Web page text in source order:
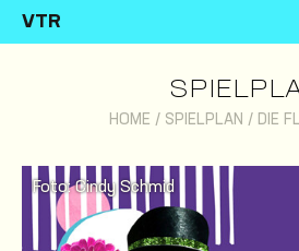
VTR
HOME / SPIELPLAN / DIE
Foto: Cindy Schmid